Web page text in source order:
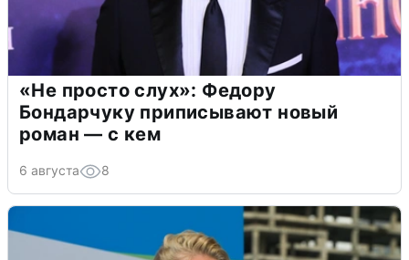
«Не просто слух»: Федору
Бондарчуку приписывают новый
роман — с кем
6 августа 8